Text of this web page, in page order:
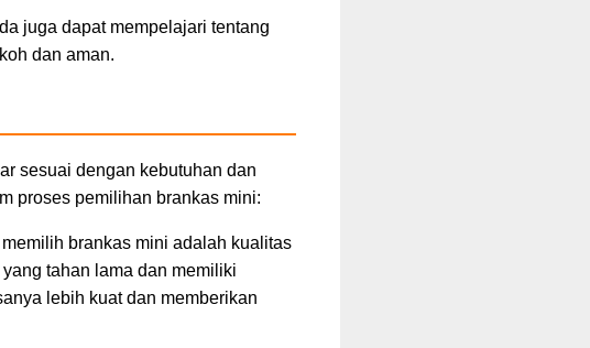
juga dapat mempelajari tentang
dan aman.
sesuai dengan kebutuhan dan
proses pemilihan brankas mini:
brankas mini adalah kualitas
tahan lama dan memiliki
lebih kuat dan memberikan